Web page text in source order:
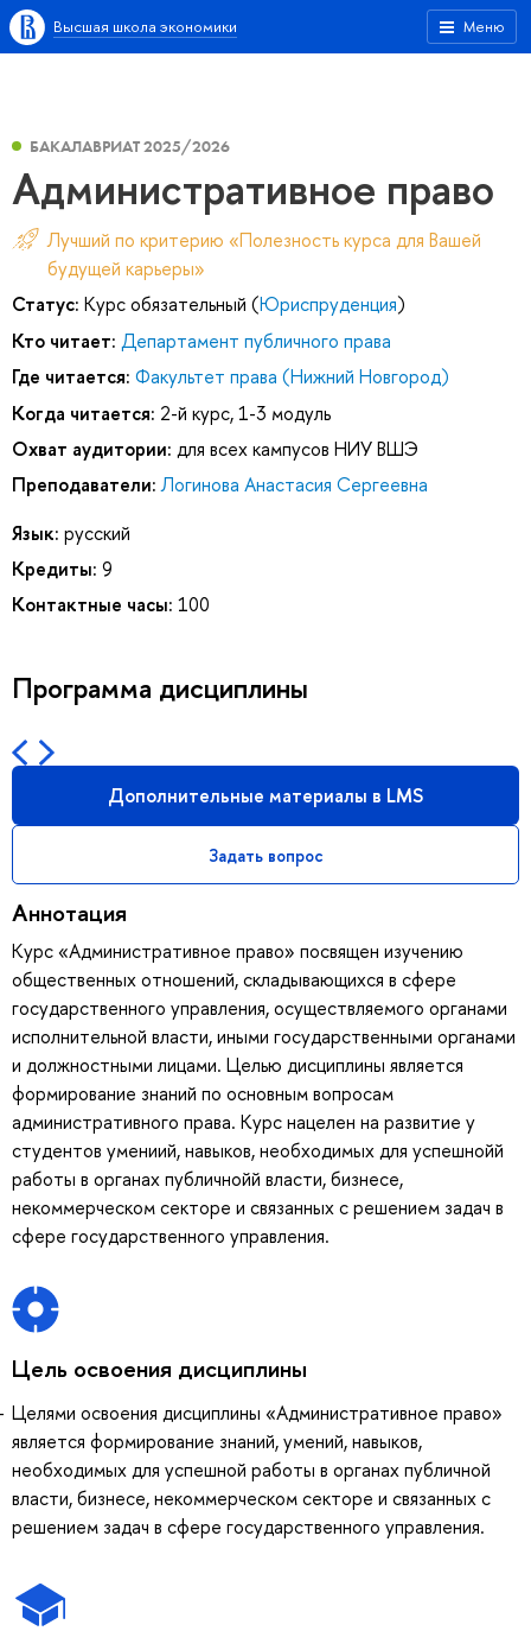
Меню
Высшая школа экономики
БАКАЛАВРИАТ 2025/2026
Административное право
Лучший по критерию «Полезность курса для Вашей
будущей карьеры»
Статус: Курс обязательный (Юриспруденция)
Кто читает: Департамент публичного права
Где читается: Факультет права (Нижний Новгород)
Когда читается: 2-й курс, 1-3 модуль
Охват аудитории: для всех кампусов НИУ ВШЭ
Преподаватели: Логинова Анастасия Сергеевна
Язык: русский
Кредиты: 9
Контактные часы: 100
Программа дисциплины
Дополнительные материалы в LMS
Задать вопрос
Аннотация
Курс «Административное право» посвящен изучению
общественных отношений, складывающихся в сфере
государственного управления, осуществляемого органами
исполнительной власти, иными государственными органами
и должностными лицами. Целью дисциплины является
формирование знаний по основным вопросам
административного права. Курс нацелен на развитие у
студентов умениий, навыков, необходимых для успешнойй
работы в органах публичнойй власти, бизнесе,
некоммерческом секторе и связанных с решением задач в
сфере государственного управления.
Цель освоения дисциплины
Целями освоения дисциплины «Административное право»
является формирование знаний, умений, навыков,
необходимых для успешной работы в органах публичной
власти, бизнесе, некоммерческом секторе и связанных с
решением задач в сфере государственного управления.